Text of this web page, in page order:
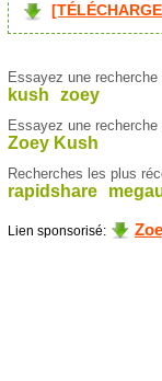
Essayez une recherche
kush zoey
Essayez une
Zoey Kush
Recherches les plus
rapidshare
Lien sponsorisé: